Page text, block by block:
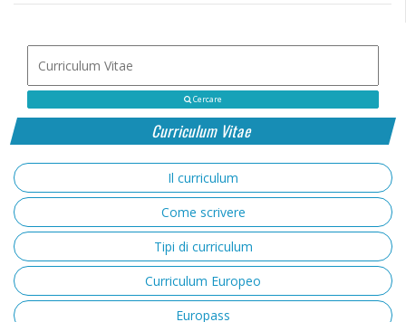
Cercare
Curriculum Vitae
Il curriculum
Come scrivere
Tipi di curriculum
Curriculum Europeo
Europass